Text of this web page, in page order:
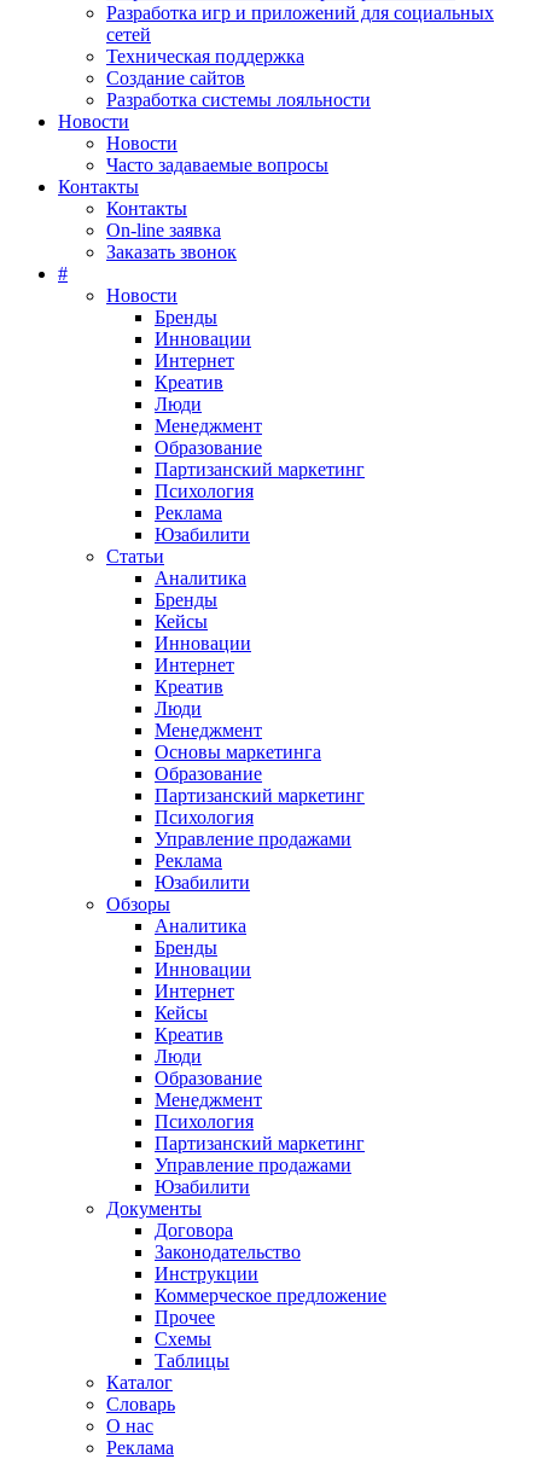
Разработка игр и приложений для социальных
сетей
Техническая поддержка
Создание сайтов
Разработка системы лояльности
Новости
Новости
Часто задаваемые вопросы
Контакты
Контакты
On-line заявка
Заказать звонок
#
Новости
Бренды
Инновации
Интернет
Креатив
Люди
Менеджмент
Образование
Партизанский маркетинг
Психология
Реклама
Юзабилити
Статьи
Аналитика
Бренды
Кейсы
Инновации
Интернет
Креатив
Люди
Менеджмент
Основы маркетинга
Образование
Партизанский маркетинг
Психология
Управление продажами
Реклама
Юзабилити
Обзоры
Аналитика
Бренды
Инновации
Интернет
Кейсы
Креатив
Люди
Образование
Менеджмент
Психология
Партизанский маркетинг
Управление продажами
Юзабилити
Документы
Договора
Законодательство
Инструкции
Коммерческое предложение
Прочее
Схемы
Таблицы
Каталог
Словарь
О нас
Реклама